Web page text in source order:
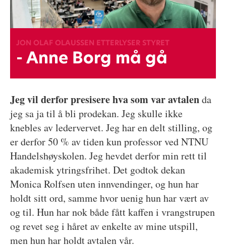
JON OLAF OLAUSSEN ETTERLYSER STYRET
- Anne Borg må gå
Jeg vil derfor presisere hva som var avtalenda
jeg sa ja til å bli prodekan. Jeg skulle ikke
knebles av ledervervet. Jeg har en delt stilling, og
er derfor 50 % av tiden kun professor ved NTNU
Handelshøyskolen. Jeg hevdet derfor min rett til
akademisk ytringsfrihet. Det godtok dekan
Monica Rolfsen uten innvendinger, og hun har
holdt sitt ord, samme hvor uenig hun har vært av
og til. Hun har nok både fått kaffen i vrangstrupen
og revet seg i håret av enkelte av mine utspill,
men hun har holdt avtalen vår.